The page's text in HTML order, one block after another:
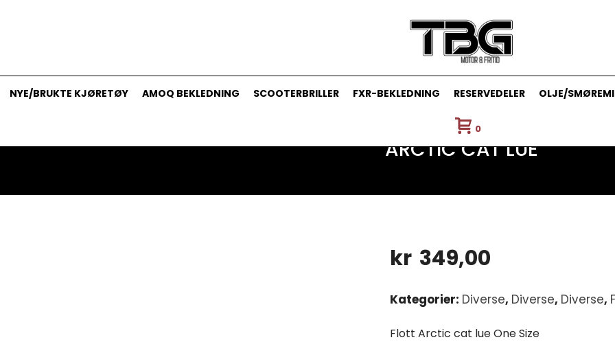
NYE/BRUKTE KJØRETØY AMOQ BEKLEDNING SCOOTERBRILLER FXR-BEKLEDNING RESERVEDELER OLJE/
0
ARCTIC CAT LUE
kr 349,00
Kategorier: Diverse, Diverse, Diverse,
Flott Arctic cat lue One Size